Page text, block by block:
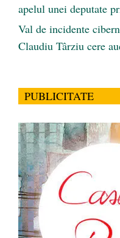
apelul unei deputate
Val de incidente
Claudiu Târziu cere
PUBLICITATE